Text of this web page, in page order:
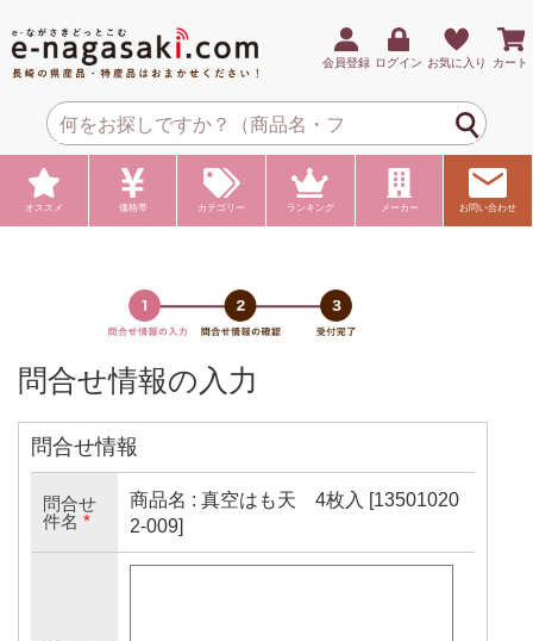
会員登録 ログイン お気に入り カート
オススメ 価格帯 カテゴリー ランキング メーカー お問い合わせ
問合せ情報の入力
問合せ情報
問合せ
件名 *
商品名 : 真空はも天 4枚入 [13501020
2-009]